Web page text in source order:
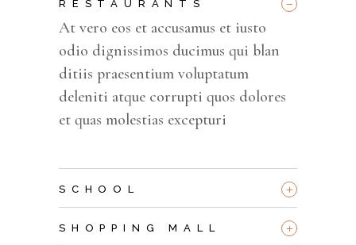
RESTAURANTS
At vero eos et accusamus et iusto
odio dignissimos ducimus qui blan
ditiis praesentium voluptatum
deleniti atque corrupti quos dolores
et quas molestias excepturi
SCHOOL +
SHOPPING MALL +